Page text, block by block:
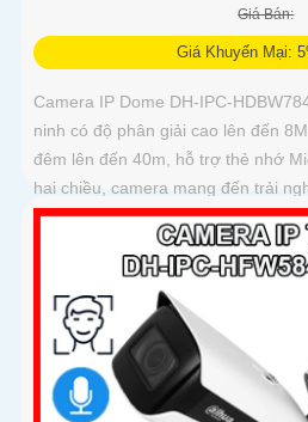
Giá Bán:
Giá Khuyến Mại:
Camera IP Dome DH-IPC-
ninh có độ phân giải cao lên đến
đêm lên đến 40m, hỗ trợ thẻ nhớ
hai chiều, camera mang đến trải
Đặc biệt, các tính năng AI thông
mặt và đếm người giúp nâng cao
cho mọi không gian trong nhà